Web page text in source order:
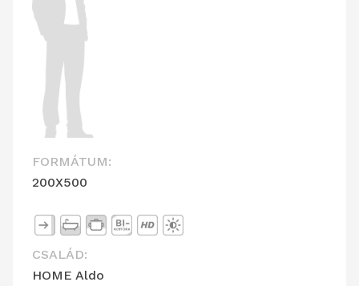
FORMÁTUM:
200X500
CSALÁD:
HOME Aldo